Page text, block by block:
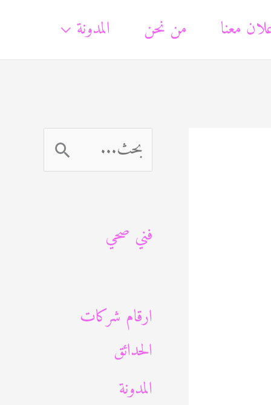
معنا من نحن المدونة
ل
ح
ع
ن
:
فني صحي
ارقام شركات
الحدائق
المدونة